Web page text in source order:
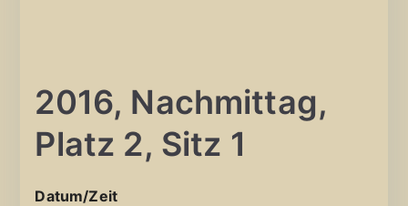
2016, Nachmittag,
Platz 2, Sitz 1
Datum/Zeit